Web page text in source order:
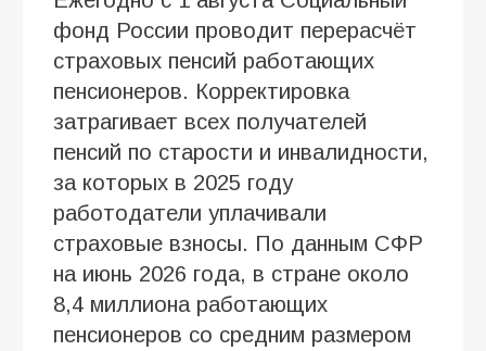
фонд России проводит перерасчёт
страховых пенсий работающих
пенсионеров. Корректировка
затрагивает всех получателей
пенсий по старости и инвалидности,
за которых в 2025 году
работодатели уплачивали
страховые взносы. По данным СФР
на июнь 2026 года, в стране около
8,4 миллиона работающих
пенсионеров со средним размером